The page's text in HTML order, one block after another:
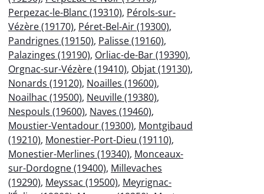
Perpezac-le-Blanc (19310), Pérols-sur-
Vézère (19170), Péret-Bel-Air (19300),
Pandrignes (19150), Palisse (19160),
Palazinges (19190), Orliac-de-Bar (19390),
Orgnac-sur-Vézère (19410), Objat (19130),
Nonards (19120), Noailles (19600),
Noailhac (19500), Neuville (19380),
Nespouls (19600), Naves (19460),
Moustier-Ventadour (19300), Montgibaud
(19210), Monestier-Port-Dieu (19110),
Monestier-Merlines (19340), Monceaux-
sur-Dordogne (19400), Millevaches
(19290), Meyssac (19500), Meyrignac-